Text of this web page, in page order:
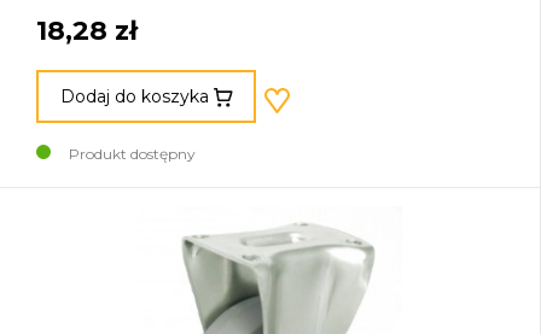
18,28 zł
Dodaj do koszyka
Produkt dostępny